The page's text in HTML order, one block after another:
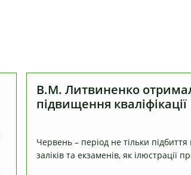
В.М. Литвиненко
підвищення кваліфікації
Червень – період не тільки підбиття
заліків та екзаменів, як ілюстрації